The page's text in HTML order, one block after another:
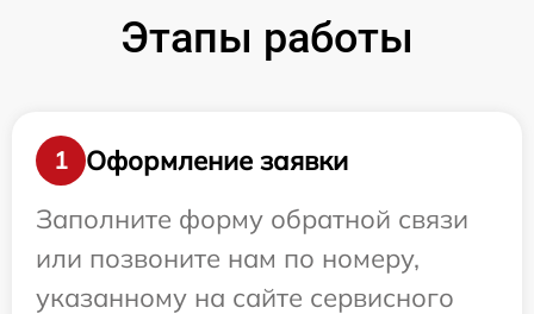
Этапы работы
1
Оформление заявки
Заполните форму обратной связи
или позвоните нам по номеру,
указанному на сайте сервисного